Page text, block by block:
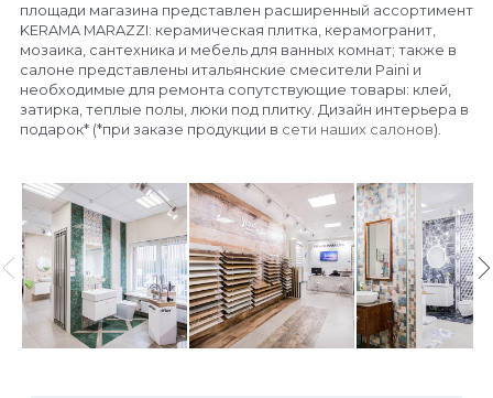
площади магазина представлен расширенный ассортимент
KERAMA MARAZZI: керамическая плитка, керамогранит,
мозаика, сантехника и мебель для ванных комнат; также в
салоне представлены итальянские смесители Paini и
необходимые для ремонта сопутствующие товары: клей,
затирка, теплые полы, люки под плитку. Дизайн интерьера в
подарок* (*при заказе продукции в сети наших салонов).